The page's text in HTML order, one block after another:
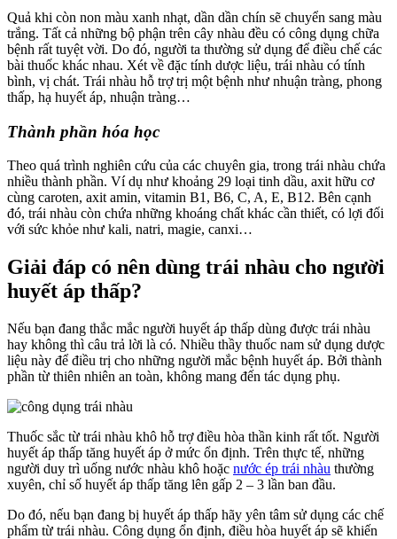
Quả khi còn non màu xanh nhạt, dần dần chín sẽ chuyển sang màu
trắng. Tất cả những bộ phận trên cây nhàu đều có công dụng chữa
bệnh rất tuyệt vời. Do đó, người ta thường sử dụng để điều chế các
bài thuốc khác nhau. Xét về đặc tính dược liệu, trái nhàu có tính
bình, vị chát. Trái nhàu hỗ trợ trị một bệnh như nhuận tràng, phong
thấp, hạ huyết áp, nhuận tràng…
Thành phần hóa học
Theo quá trình nghiên cứu của các chuyên gia, trong trái nhàu chứa
nhiều thành phần. Ví dụ như khoảng 29 loại tinh dầu, axit hữu cơ
cùng caroten, axit amin, vitamin B1, B6, C, A, E, B12. Bên cạnh
đó, trái nhàu còn chứa những khoáng chất khác cần thiết, có lợi đối
với sức khỏe như kali, natri, magie, canxi…
Giải đáp có nên dùng trái nhàu cho người
huyết áp thấp?
Nếu bạn đang thắc mắc người huyết áp thấp dùng được trái nhàu
hay không thì câu trả lời là có. Nhiều thầy thuốc nam sử dụng dược
liệu này để điều trị cho những người mắc bệnh huyết áp. Bởi thành
phần từ thiên nhiên an toàn, không mang đến tác dụng phụ.
Thuốc sắc từ trái nhàu khô hỗ trợ điều hòa thần kinh rất tốt. Người
huyết áp thấp tăng huyết áp ở mức ổn định. Trên thực tế, những
người duy trì uống nước nhàu khô hoặc nước ép trái nhàu thường
xuyên, chỉ số huyết áp thấp tăng lên gấp 2 – 3 lần ban đầu.
Do đó, nếu bạn đang bị huyết áp thấp hãy yên tâm sử dụng các chế
phẩm từ trái nhàu. Công dụng ổn định, điều hòa huyết áp sẽ khiến